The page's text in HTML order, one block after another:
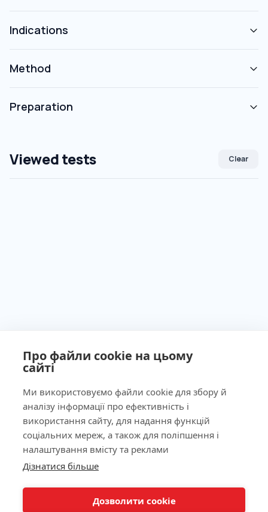
Про файли cookie на цьому
сайті
Ми використовуємо файли cookie для збору й
аналізу інформації про ефективність і
використання сайту, для надання функцій
соціальних мереж, а також для поліпшення і
налаштування вмісту та реклами
Дізнатися більше
Дозволити cookie
Indications
Method
Preparation
Viewed tests Clear
Ministry of Health of Ukraine License No. 603260 dated
Our Address
Laboratory
КНОПКА